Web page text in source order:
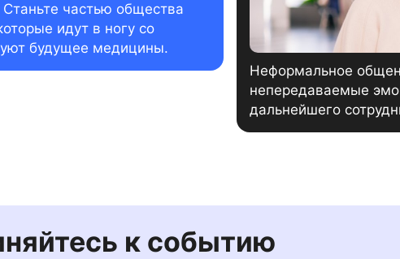
Неформальное
непередаваемые
дальнейшего
частью общества
идут в ногу со
будущее медицины.
к событию